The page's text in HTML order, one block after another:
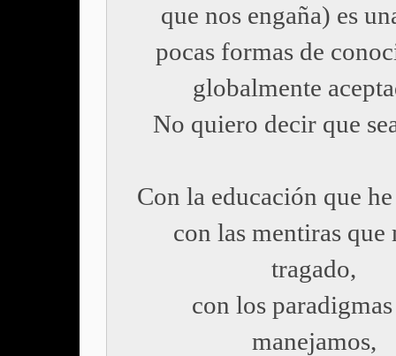
que nos engaña) es
pocas formas de
globalmente
No quiero decir que
Con la educación que
con las mentiras que
tragado,
con los
manejamos,